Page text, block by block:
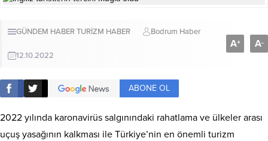
GÜNDEM HABERTURİZM HABER Bodrum Haber
12.10.2022
A+ A-
ABONE OL
2022 yılında karonavirüs salgınındaki rahatlama ve ülkeler arası
uçuş yasağının kalkması ile Türkiye’nin en önemli turizm